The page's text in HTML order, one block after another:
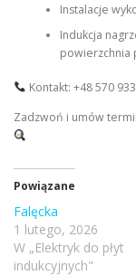
Instalacje
Indukcja
powierzchnia
Kontakt: +48 570
Zadzwoń i umów
Powiązane
Falęcka
1 lutego, 2026
W „Elektryk do płyt
indukcyjnych"